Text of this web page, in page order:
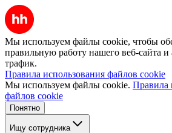
Мы используем файлы cookie, чтобы
правильную работу нашего веб-сайта и
трафик.
Правила использования файлов cookie
Мы используем файлы cookie. Правила
файлов cookie
Понятно
Ищу сотрудника